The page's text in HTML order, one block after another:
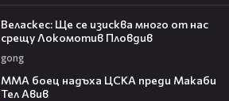
Веласкес: Ще се изисква много от нас
срещу Локомотив Пловдив
gong
ММА боец надъха ЦСКА преди Макаби
Тел Авив